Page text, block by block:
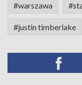
#warszawa
#justin timberlake